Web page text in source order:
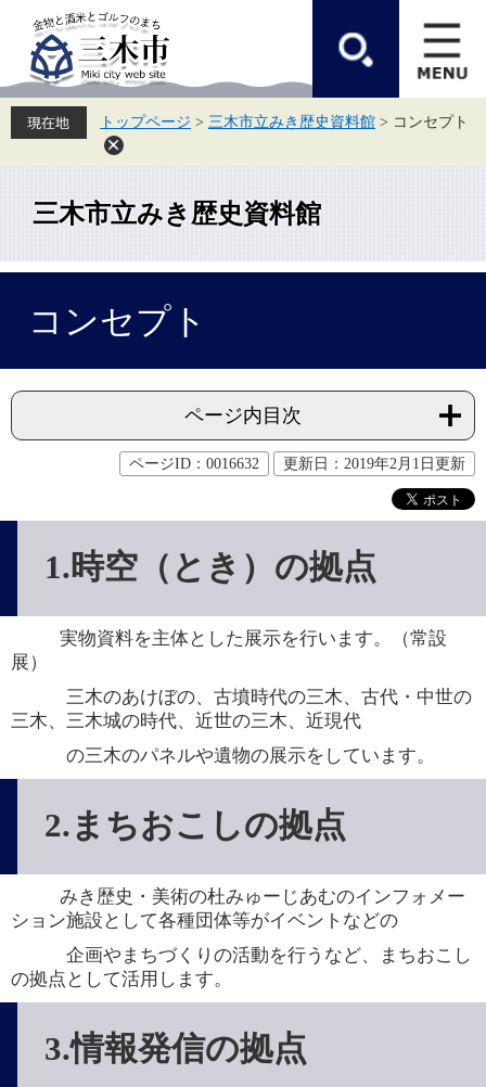
先
頭
を
飛
て
トップページ > 三木市立みき歴史資料館 > コンセプト
三木市立みき歴史資料館
コンセプト
ページ内目次
ページID：0016632 更新日：2019年2月1日更新
1.時空（とき）の拠点
実物資料を主体とした展示を行います。（常設
展）
三木のあけぼの、古墳時代の三木、古代・中世の
三木、三木城の時代、近世の三木、近現代
の三木のパネルや遺物の展示をしています。
2.まちおこしの拠点
みき歴史・美術の杜みゅーじあむのインフォメー
ション施設として各種団体等がイベントなどの
企画やまちづくりの活動を行うなど、まちおこし
の拠点として活用します。
3.情報発信の拠点